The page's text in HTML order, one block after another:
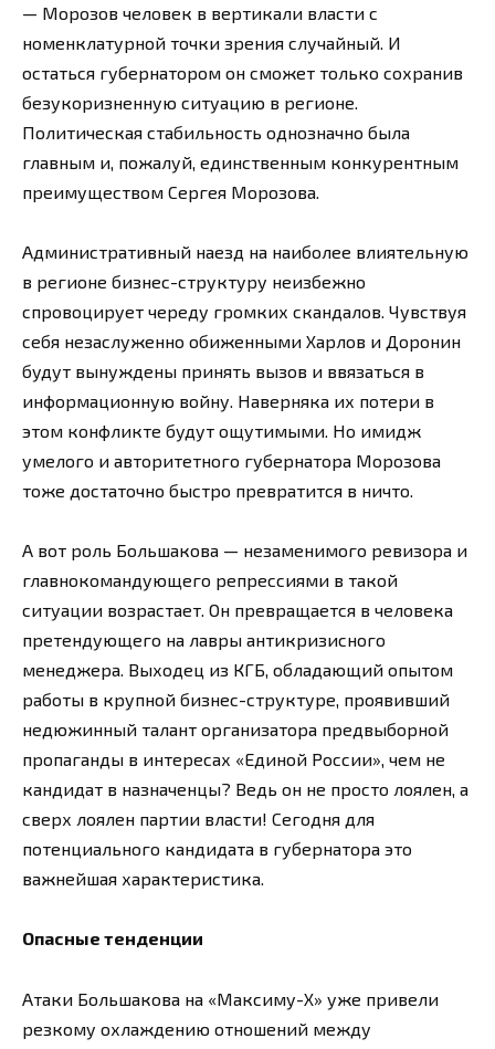
— Морозов человек в вертикали власти с
номенклатурной точки зрения случайный. И
остаться губернатором он сможет только сохранив
безукоризненную ситуацию в регионе.
Политическая стабильность однозначно была
главным и, пожалуй, единственным конкурентным
преимуществом Сергея Морозова.
Административный наезд на наиболее влиятельную
в регионе бизнес-структуру неизбежно
спровоцирует череду громких скандалов. Чувствуя
себя незаслуженно обиженными Харлов и Доронин
будут вынуждены принять вызов и ввязаться в
информационную войну. Наверняка их потери в
этом конфликте будут ощутимыми. Но имидж
умелого и авторитетного губернатора Морозова
тоже достаточно быстро превратится в ничто.
А вот роль Большакова — незаменимого ревизора и
главнокомандующего репрессиями в такой
ситуации возрастает. Он превращается в человека
претендующего на лавры антикризисного
менеджера. Выходец из КГБ, обладающий опытом
работы в крупной бизнес-структуре, проявивший
недюжинный талант организатора предвыборной
пропаганды в интересах «Единой России», чем не
кандидат в назначенцы? Ведь он не просто лоялен, а
сверх лоялен партии власти! Сегодня для
потенциального кандидата в губернатора это
важнейшая характеристика.
Опасные тенденции
Атаки Большакова на «Максиму-Х» уже привели
резкому охлаждению отношений между